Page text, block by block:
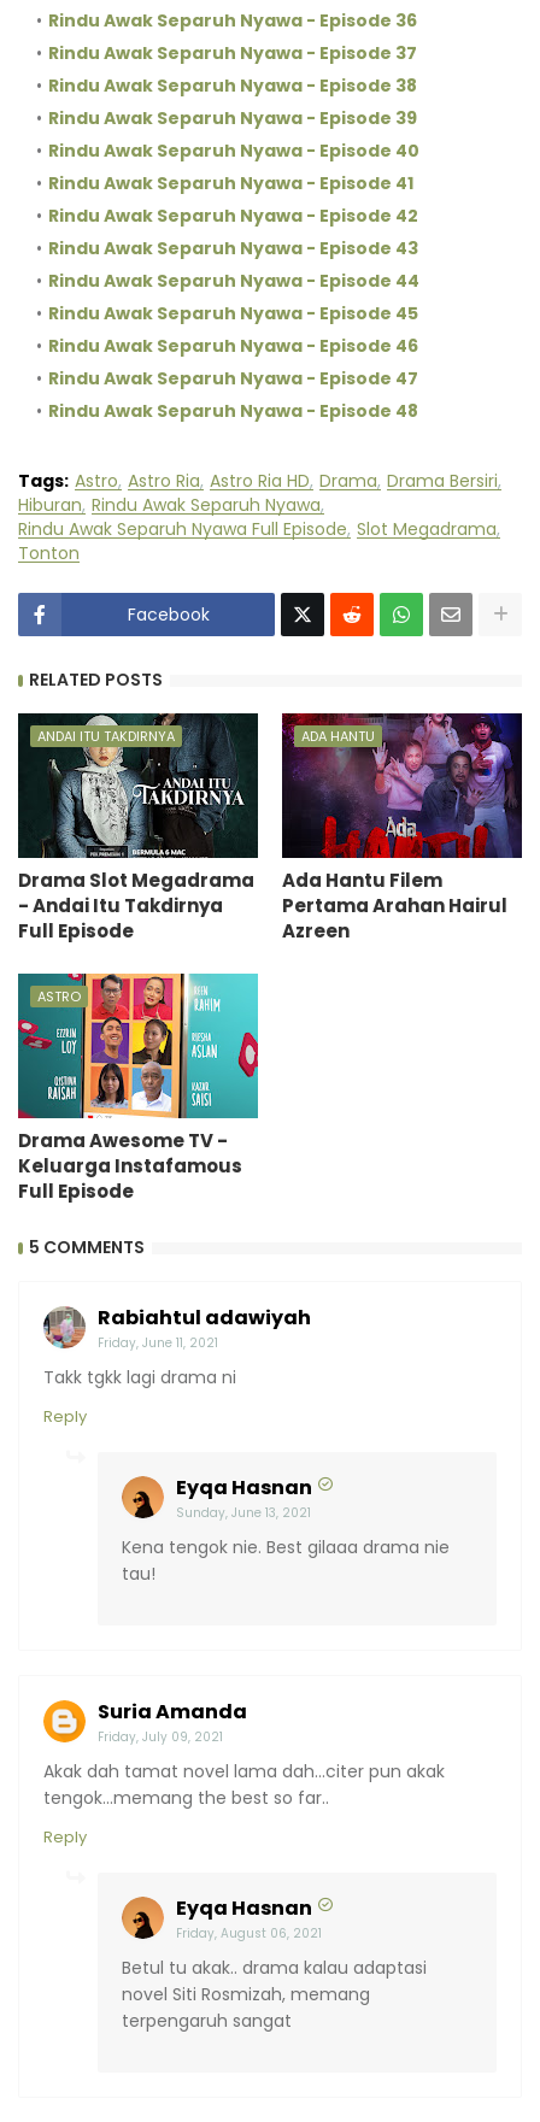
Rindu Awak Separuh Nyawa - Episode 36
Rindu Awak Separuh Nyawa - Episode 37
Rindu Awak Separuh Nyawa - Episode 38
Rindu Awak Separuh Nyawa - Episode 39
Rindu Awak Separuh Nyawa - Episode 40
Rindu Awak Separuh Nyawa - Episode 41
Rindu Awak Separuh Nyawa - Episode 42
Rindu Awak Separuh Nyawa - Episode 43
Rindu Awak Separuh Nyawa - Episode 44
Rindu Awak Separuh Nyawa - Episode 45
Rindu Awak Separuh Nyawa - Episode 46
Rindu Awak Separuh Nyawa - Episode 47
Rindu Awak Separuh Nyawa - Episode 48
Tags: Astro Astro Ria Astro Ria HD Drama Drama Bersiri
Hiburan Rindu Awak Separuh Nyawa
Rindu Awak Separuh Nyawa Full Episode Slot Megadrama
Tonton
Facebook
RELATED POSTS
ANDAI ITU TAKDIRNYA
Drama Slot Megadrama
- Andai Itu Takdirnya
Full Episode
ADA HANTU
Ada Hantu Filem
Pertama Arahan Hairul
Azreen
ASTRO
Drama Awesome TV -
Keluarga Instafamous
Full Episode
5 COMMENTS
Rabiahtul adawiyah
Friday, June 11, 2021
Takk tgkk lagi drama ni
Reply
Eyqa Hasnan
Sunday, June 13, 2021
Kena tengok nie. Best gilaaa drama nie
tau!
Suria Amanda
Friday, July 09, 2021
Akak dah tamat novel lama dah...citer pun akak
tengok...memang the best so far..
Reply
Eyqa Hasnan
Friday, August 06, 2021
Betul tu akak.. drama kalau adaptasi
novel Siti Rosmizah, memang
terpengaruh sangat